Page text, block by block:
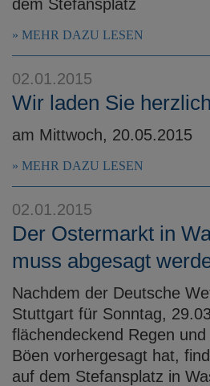
dem Stefansplatz
MEHR DAZU LESEN
02.01.2015
Wir laden Sie
am Mittwoch, 20.05.2015
MEHR DAZU LESEN
02.01.2015
Der Ostermarkt in
muss abgesagt
Nachdem der Deutsche
Stuttgart für Sonntag,
flächendeckend Regen
Böen vorhergesagt hat,
auf dem Stefansplatz in